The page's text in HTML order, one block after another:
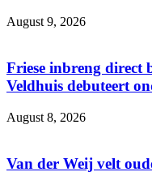
August 9, 2026
Friese inbreng
Veldhuis debuteert
August 8, 2026
Van der Weij velt